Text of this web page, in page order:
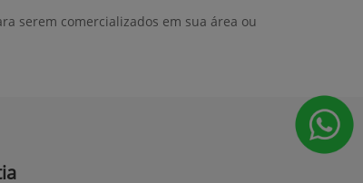
serem comercializados em sua área ou